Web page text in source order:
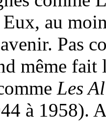
au
Pas
même
Les
à 1958).